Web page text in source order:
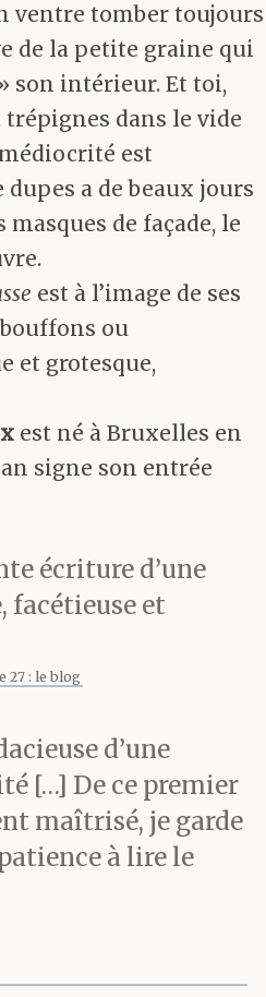
ventre tomber toujours
de la petite graine qui
son intérieur. Et toi,
dans le vide
est
a de beaux jours
de façade, le
est à l’image de ses
ou
et grotesque,
est né à Bruxelles en
signe son entrée
écriture d’une
facétieuse et
27 : le blog
d’une
[…] De ce premier
maîtrisé, je garde
à lire le